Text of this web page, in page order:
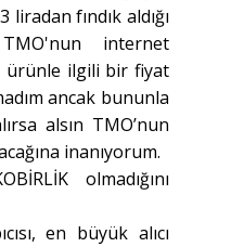
fındık aldığı
internet
ürünle ilgili bir fiyat
ancak bununla
alsın TMO’nun
inanıyorum.
olmadığını
en büyük alıcı